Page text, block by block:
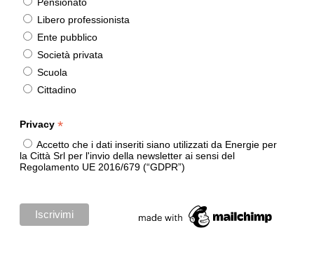
Libero professionista
Ente pubblico
Società privata
Scuola
Cittadino
Privacy *
Accetto che i dati inseriti siano utilizzati da Energie per
la Città Srl per l'invio della newsletter ai sensi del
Regolamento UE 2016/679 (“GDPR”)